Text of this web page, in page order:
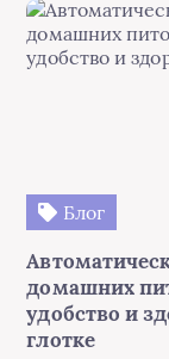
Блог
домашних
удобство и
глотке